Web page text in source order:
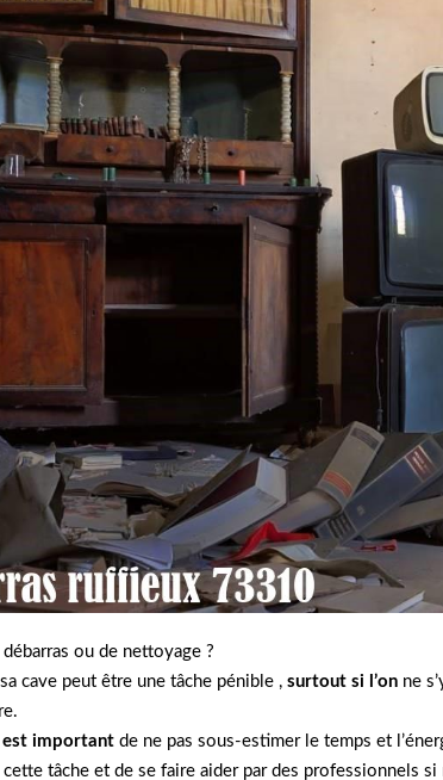
débarras ou de nettoyage ?
cave peut être une tâche pénible , surtout si l’on ne
est important de ne pas sous-estimer le temps et
cette tâche et de se faire aider par des professionnels si